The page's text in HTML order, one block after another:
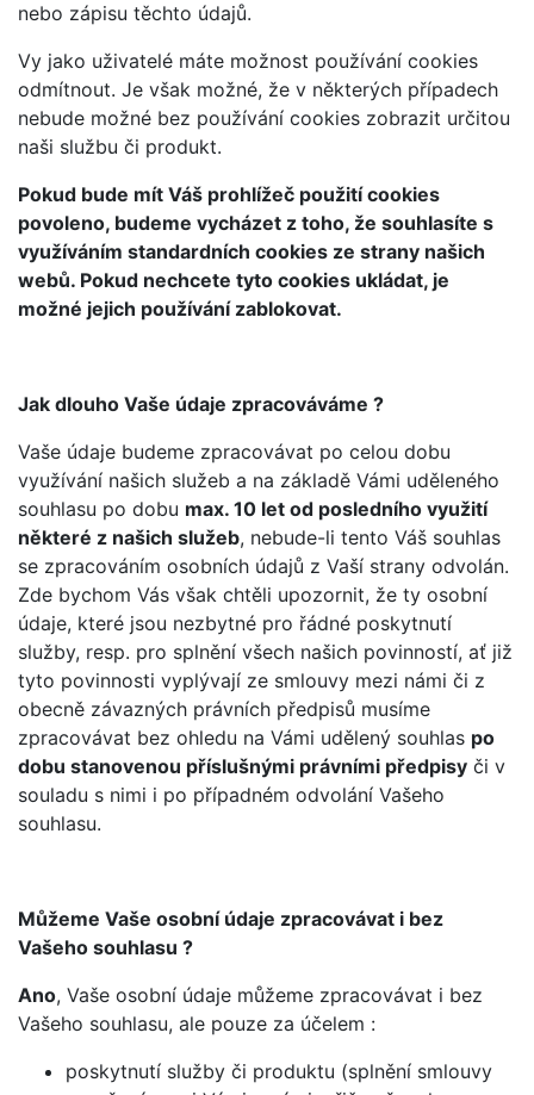
nebo zápisu těchto údajů.
Vy jako uživatelé máte možnost používání cookies
odmítnout. Je však možné, že v některých případech
nebude možné bez používání cookies zobrazit určitou
naši službu či produkt.
Pokud bude mít Váš prohlížeč použití cookies
povoleno, budeme vycházet z toho, že souhlasíte s
využíváním standardních cookies ze strany našich
webů. Pokud nechcete tyto cookies ukládat, je
možné jejich používání zablokovat.
Jak dlouho Vaše údaje zpracováváme ?
Vaše údaje budeme zpracovávat po celou dobu
využívání našich služeb a na základě Vámi uděleného
souhlasu po dobu max. 10 let od posledního využití
některé z našich služeb, nebude-li tento Váš souhlas
se zpracováním osobních údajů z Vaší strany odvolán.
Zde bychom Vás však chtěli upozornit, že ty osobní
údaje, které jsou nezbytné pro řádné poskytnutí
služby, resp. pro splnění všech našich povinností, ať již
tyto povinnosti vyplývají ze smlouvy mezi námi či z
obecně závazných právních předpisů musíme
zpracovávat bez ohledu na Vámi udělený souhlas po
dobu stanovenou příslušnými právními předpisy či v
souladu s nimi i po případném odvolání Vašeho
souhlasu.
Můžeme Vaše osobní údaje zpracovávat i bez
Vašeho souhlasu ?
Ano, Vaše osobní údaje můžeme zpracovávat i bez
Vašeho souhlasu, ale pouze za účelem :
poskytnutí služby či produktu (splnění smlouvy